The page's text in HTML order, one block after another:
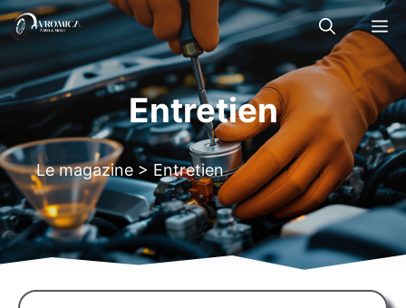
Aller
au
Entretien
Le magazine >Entretien